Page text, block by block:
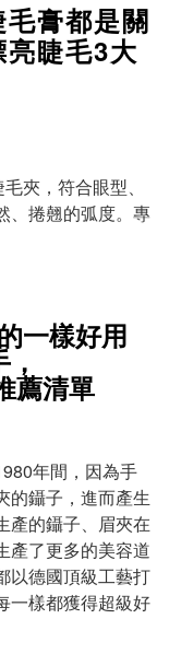
毛膏都是關
睫毛3大
夾，符合眼型、
、捲翹的弧度。專
一樣好用
薦清單
年間，因為手
的鑷子，進而產生
產的鑷子、眉夾在
產了更多的美容道
以德國頂級工藝打
一樣都獲得超級好